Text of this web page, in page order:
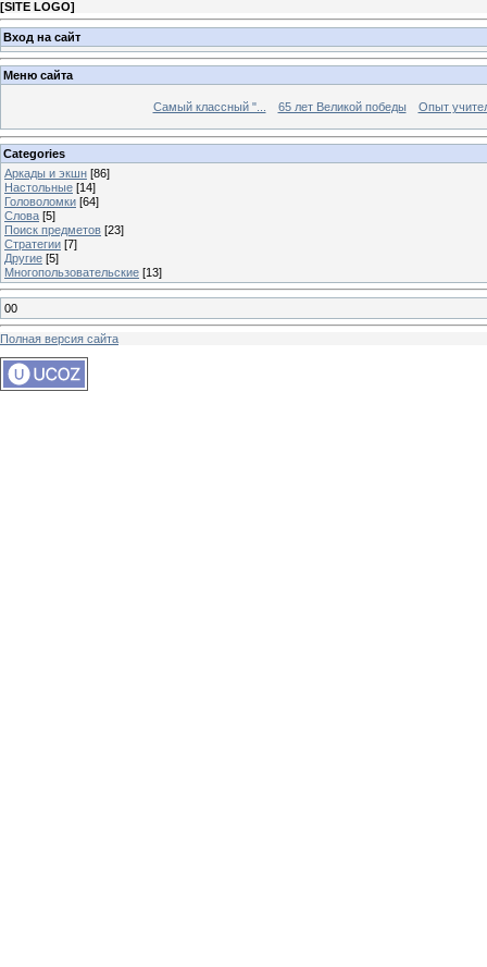
[SITE LOGO]
Вход на сайт
Меню сайта
Самый классный "... 65 лет Великой победы Опыт
Categories
Аркады и экшн [86]
Настольные [14]
Головоломки [64]
Слова [5]
Поиск предметов [23]
Стратегии [7]
Другие [5]
Многопользовательские [13]
00
Полная версия сайта